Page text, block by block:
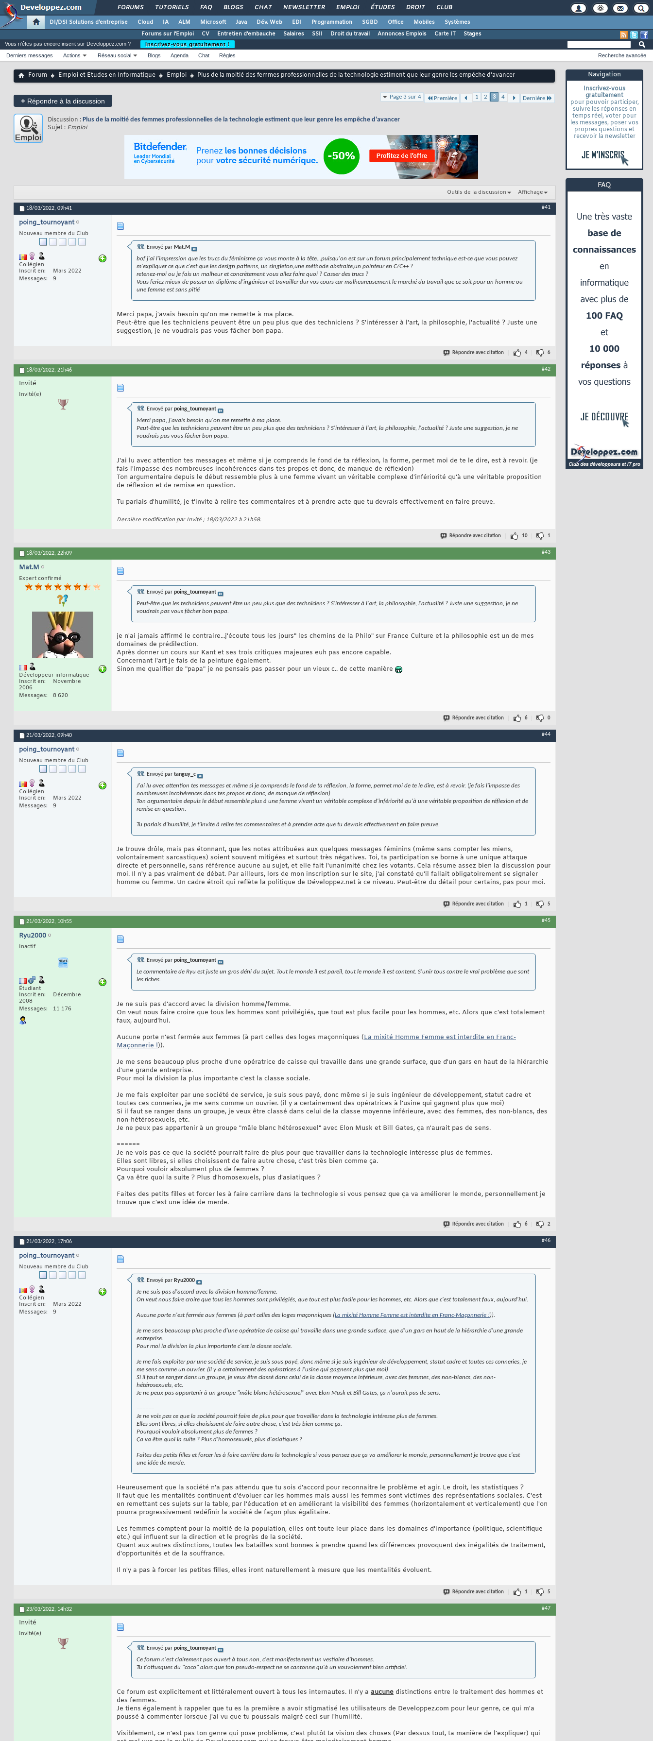
FORUMS TUTORIELS FAQ BLOGS CHAT NEWSLETTER EMPLOI ÉTUDES DROIT CLUB
DI/DSI Solutions d'entreprise Cloud IA ALM Microsoft Java Dév. Web EDI Programmation SGBD Office Mobiles
Systèmes
Forums sur l'Emploi
CV Entretien d'embauche Salaires SSII Droit du travail Annonces Emplois Carte IT Stages
Navigation
Inscrivez-vous
gratuitement
pour pouvoir participer,
suivre les réponses en
temps réel, voter pour
les messages, poser vos
propres questions et
recevoir la newsletter
Vous n'êtes pas encore inscrit sur Developpez.com ?
Inscrivez-vous gratuitement !
Derniers messages
Actions Réseau social Blogs Agenda Chat Règles Recherche avancée
Forum Emploi et Etudes en Informatique Emploi Plus de la moitié des femmes professionnelles de la technologie estiment que leur genre les empêche d'avancer
+ Répondre à la discussion
Page 3 sur 4 Première 1 2 3 4 Dernière
Discussion : Plus de la moitié des femmes professionnelles de la technologie estiment que leur genre les empêche d'avancer
Sujet : Emploi
Outils de la discussion Affichage
18/03/2022, 09h41 #41
poing_tournoyant
Nouveau membre du Club
Collégien
Inscrit en
Mars 2022
Messages
9
Envoyé par Mat.M
bof j'ai l'impression que les trucs du féminisme ça vous monte à la tête...puisqu'on est sur un forum principalement technique est-ce que vous pouvez
m'expliquer ce que c'est que les design patterns, un singleton,une méthode abstraite,un pointeur en C/C++ ?
retenez-moi ou je fais un malheur et concrètement vous allez faire quoi ? Casser des trucs ?
Vous feriez mieux de passer un diplôme d'ingénieur et travailler dur vos cours car malheureusement le marché du travail que ce soit pour un homme ou
une femme est sans pitié
Merci papa, j'avais besoin qu'on me remette à ma place.
Peut-être que les techniciens peuvent être un peu plus que des techniciens ? S'intéresser à l'art, la philosophie, l'actualité ? Juste une
suggestion, je ne voudrais pas vous fâcher bon papa.
Répondre avec citation 4 6
18/03/2022, 21h46 #42
Invité
Invité(e)
Envoyé par poing_tournoyant
Merci papa, j'avais besoin qu'on me remette à ma place.
Peut-être que les techniciens peuvent être un peu plus que des techniciens ? S'intéresser à l'art, la philosophie, l'actualité ? Juste une suggestion, je ne
voudrais pas vous fâcher bon papa.
J'ai lu avec attention tes messages et même si je comprends le fond de ta réflexion, la forme, permet moi de te le dire, est à revoir. (je
fais l'impasse des nombreuses incohérences dans tes propos et donc, de manque de réflexion)
Ton argumentaire depuis le début ressemble plus à une femme vivant un véritable complexe d'infériorité qu'à une véritable proposition
de réflexion et de remise en question.
Tu parlais d'humilité, je t'invite à relire tes commentaires et à prendre acte que tu devrais effectivement en faire preuve.
Dernière modification par Invité ; 18/03/2022 à 21h58.
Répondre avec citation 10 1
18/03/2022, 22h09 #43
Mat.M
Expert confirmé
Développeur informatique
Inscrit en
Novembre
2006
Messages
8 620
Envoyé par poing_tournoyant
Peut-être que les techniciens peuvent être un peu plus que des techniciens ? S'intéresser à l'art, la philosophie, l'actualité ? Juste une suggestion, je ne
voudrais pas vous fâcher bon papa.
je n'ai jamais affirmé le contraire...j'écoute tous les jours" les chemins de la Philo" sur France Culture et la philosophie est un de mes
domaines de prédilection.
Après donner un cours sur Kant et ses trois critiques majeures euh pas encore capable.
Concernant l'art je fais de la peinture également.
Sinon me qualifier de "papa" je ne pensais pas passer pour un vieux c.. de cette manière
Répondre avec citation 6 0
21/03/2022, 09h40 #44
poing_tournoyant
Nouveau membre du Club
Collégien
Inscrit en
Mars 2022
Messages
9
Envoyé par tanguy_c
J'ai lu avec attention tes messages et même si je comprends le fond de ta réflexion, la forme, permet moi de te le dire, est à revoir. (je fais l'impasse des
nombreuses incohérences dans tes propos et donc, de manque de réflexion)
Ton argumentaire depuis le début ressemble plus à une femme vivant un véritable complexe d'infériorité qu'à une véritable proposition de réflexion et de
remise en question.
Tu parlais d'humilité, je t'invite à relire tes commentaires et à prendre acte que tu devrais effectivement en faire preuve.
Je trouve drôle, mais pas étonnant, que les notes attribuées aux quelques messages féminins (même sans compter les miens,
volontairement sarcastiques) soient souvent mitigées et surtout très négatives. Toi, ta participation se borne à une unique attaque
directe et personnelle, sans référence aucune au sujet, et elle fait l'unanimité chez les votants. Cela résume assez bien la discussion pour
moi. Il n'y a pas vraiment de débat. Par ailleurs, lors de mon inscription sur le site, j'ai constaté qu'il fallait obligatoirement se signaler
homme ou femme. Un cadre étroit qui reflète la politique de Développez.net à ce niveau. Peut-être du détail pour certains, pas pour moi.
Répondre avec citation 1 5
21/03/2022, 10h55 #45
Ryu2000
Inactif
Étudiant
Inscrit en
Décembre
2008
Messages
11 176
Envoyé par poing_tournoyant
Le commentaire de Ryu est juste un gros déni du sujet. Tout le monde il est pareil, tout le monde il est content. S'unir tous contre le vrai problème que sont
les riches.
Je ne suis pas d'accord avec la division homme/femme.
On veut nous faire croire que tous les hommes sont privilégiés, que tout est plus facile pour les hommes, etc. Alors que c'est totalement
faux, aujourd'hui.
Aucune porte n'est fermée aux femmes (à part celles des loges maçonniques (La mixité Homme Femme est interdite en Franc-
Maçonnerie !)).
Je me sens beaucoup plus proche d'une opératrice de caisse qui travaille dans une grande surface, que d'un gars en haut de la hiérarchie
d'une grande entreprise.
Pour moi la division la plus importante c'est la classe sociale.
Je me fais exploiter par une société de service, je suis sous payé, donc même si je suis ingénieur de développement, statut cadre et
toutes ces conneries, je me sens comme un ouvrier. (il y a certainement des opératrices à l'usine qui gagnent plus que moi)
Si il faut se ranger dans un groupe, je veux être classé dans celui de la classe moyenne inférieure, avec des femmes, des non-blancs, des
non-hétérosexuels, etc.
Je ne peux pas appartenir à un groupe "mâle blanc hétérosexuel" avec Elon Musk et Bill Gates, ça n'aurait pas de sens.
======
Je ne vois pas ce que la société pourrait faire de plus pour que travailler dans la technologie intéresse plus de femmes.
Elles sont libres, si elles choisissent de faire autre chose, c'est très bien comme ça.
Pourquoi vouloir absolument plus de femmes ?
Ça va être quoi la suite ? Plus d'homosexuels, plus d'asiatiques ?
Faites des petits filles et forcer les à faire carrière dans la technologie si vous pensez que ça va améliorer le monde, personnellement je
trouve que c'est une idée de merde.
Répondre avec citation 6 2
21/03/2022, 17h06 #46
poing_tournoyant
Nouveau membre du Club
Collégien
Inscrit en
Mars 2022
Messages
9
Envoyé par Ryu2000
Je ne suis pas d'accord avec la division homme/femme.
On veut nous faire croire que tous les hommes sont privilégiés, que tout est plus facile pour les hommes, etc. Alors que c'est totalement faux, aujourd'hui.
Aucune porte n'est fermée aux femmes (à part celles des loges maçonniques (La mixité Homme Femme est interdite en Franc-Maçonnerie !)).
Je me sens beaucoup plus proche d'une opératrice de caisse qui travaille dans une grande surface, que d'un gars en haut de la hiérarchie d'une grande
entreprise.
Pour moi la division la plus importante c'est la classe sociale.
Je me fais exploiter par une société de service, je suis sous payé, donc même si je suis ingénieur de développement, statut cadre et toutes ces conneries, je
me sens comme un ouvrier. (il y a certainement des opératrices à l'usine qui gagnent plus que moi)
Si il faut se ranger dans un groupe, je veux être classé dans celui de la classe moyenne inférieure, avec des femmes, des non-blancs, des non-
hétérosexuels, etc.
Je ne peux pas appartenir à un groupe "mâle blanc hétérosexuel" avec Elon Musk et Bill Gates, ça n'aurait pas de sens.
======
Je ne vois pas ce que la société pourrait faire de plus pour que travailler dans la technologie intéresse plus de femmes.
Elles sont libres, si elles choisissent de faire autre chose, c'est très bien comme ça.
Pourquoi vouloir absolument plus de femmes ?
Ça va être quoi la suite ? Plus d'homosexuels, plus d'asiatiques ?
Faites des petits filles et forcer les à faire carrière dans la technologie si vous pensez que ça va améliorer le monde, personnellement je trouve que c'est
une idée de merde.
Heureusement que la société n'a pas attendu que tu sois d'accord pour reconnaitre le problème et agir. Le droit, les statistiques ?
Il faut que les mentalités continuent d'évoluer car les hommes mais aussi les femmes sont victimes des représentations sociales. C'est
en remettant ces sujets sur la table, par l'éducation et en améliorant la visibilité des femmes (horizontalement et verticalement) que l'on
pourra progressivement redéfinir la société de façon plus égalitaire.
Les femmes comptent pour la moitié de la population, elles ont toute leur place dans les domaines d'importance (politique, scientifique
etc.) qui influent sur la direction et le progrès de la société.
Quant aux autres distinctions, toutes les batailles sont bonnes à prendre quand les différences provoquent des inégalités de traitement,
d'opportunités et de la souffrance.
Il n'y a pas à forcer les petites filles, elles iront naturellement à mesure que les mentalités évoluent.
Répondre avec citation 1 5
23/03/2022, 14h32 #47
Invité
Invité(e)
Envoyé par poing_tournoyant
Ce forum n'est clairement pas ouvert à tous non, c'est manifestement un vestiaire d'hommes.
Tu t'offusques du "coco" alors que ton pseudo-respect ne se cantonne qu'à un vouvoiement bien artificiel.
Ce forum est explicitement et littéralement ouvert à tous les internautes. Il n'y a aucune distinctions entre le traitement des hommes et
des femmes.
Je tiens également à rappeler que tu es la première a avoir stigmatisé les utilisateurs de Developpez.com pour leur genre, ce qui m'a
poussé à commenter lorsque j'ai vu que tu poussais malgré ceci sur l'humilité.
Visiblement, ce n'est pas ton genre qui pose problème, c'est plutôt ta vision des choses (Par dessus tout, ta manière de l'expliquer) qui